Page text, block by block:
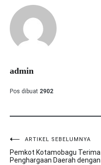
admin
Pos dibuat 2902
Navigasi
pos
ARTIKEL SEBELUMNYA
Pemkot Kotamobagu Terima
Penghargaan Daerah dengan